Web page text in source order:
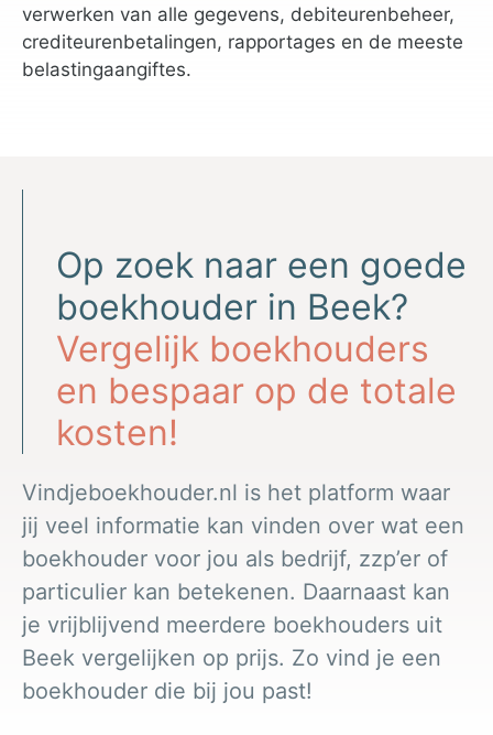
verwerken van alle gegevens, debiteurenbeheer,
crediteurenbetalingen, rapportages en de meeste
belastingaangiftes.
Op zoek naar een goede
boekhouder in Beek?
Vergelijk boekhouders
en bespaar op de totale
kosten!
Vindjeboekhouder.nl is het platform waar
jij veel informatie kan vinden over wat een
boekhouder voor jou als bedrijf, zzp’er of
particulier kan betekenen. Daarnaast kan
je vrijblijvend meerdere boekhouders uit
Beek vergelijken op prijs. Zo vind je een
boekhouder die bij jou past!